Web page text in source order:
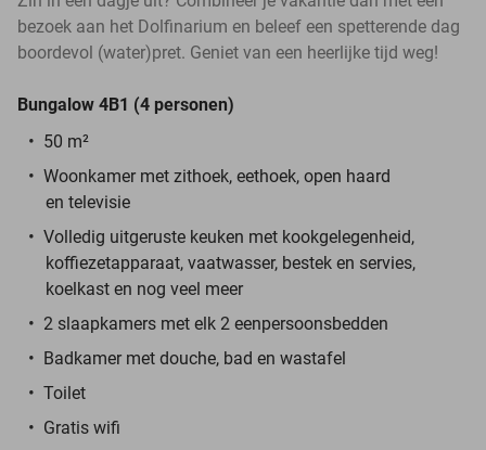
bezoek aan het Dolfinarium en beleef een spetterende dag
boordevol (water)pret. Geniet van een heerlijke tijd weg!
Bungalow 4B1 (4 personen)
50 m²
Woonkamer met zithoek, eethoek, open haard
en televisie
Volledig uitgeruste keuken met kookgelegenheid,
koffiezetapparaat, vaatwasser, bestek en servies,
koelkast en nog veel meer
2 slaapkamers met elk 2 eenpersoonsbedden
Badkamer met douche, bad en wastafel
Toilet
Gratis wifi